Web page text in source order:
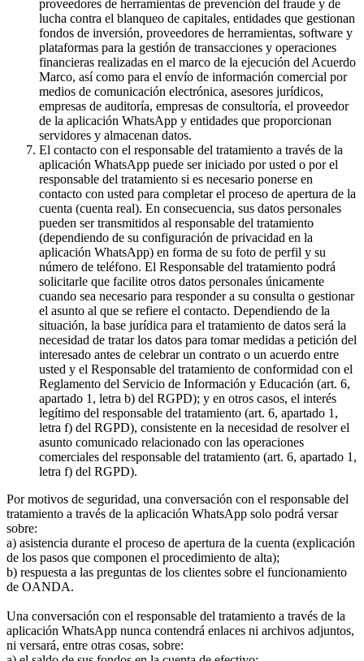
proveedores de herramientas de prevención del fraude y de
lucha contra el blanqueo de capitales, entidades que gestionan
fondos de inversión, proveedores de herramientas, software y
plataformas para la gestión de transacciones y operaciones
financieras realizadas en el marco de la ejecución del Acuerdo
Marco, así como para el envío de información comercial por
medios de comunicación electrónica, asesores jurídicos,
empresas de auditoría, empresas de consultoría, el proveedor
de la aplicación WhatsApp y entidades que proporcionan
servidores y almacenan datos.
El contacto con el responsable del tratamiento a través de la
aplicación WhatsApp puede ser iniciado por usted o por el
responsable del tratamiento si es necesario ponerse en
contacto con usted para completar el proceso de apertura de la
cuenta (cuenta real). En consecuencia, sus datos personales
pueden ser transmitidos al responsable del tratamiento
(dependiendo de su configuración de privacidad en la
aplicación WhatsApp) en forma de su foto de perfil y su
número de teléfono. El Responsable del tratamiento podrá
solicitarle que facilite otros datos personales únicamente
cuando sea necesario para responder a su consulta o gestionar
el asunto al que se refiere el contacto. Dependiendo de la
situación, la base jurídica para el tratamiento de datos será la
necesidad de tratar los datos para tomar medidas a petición del
interesado antes de celebrar un contrato o un acuerdo entre
usted y el Responsable del tratamiento de conformidad con el
Reglamento del Servicio de Información y Educación (art. 6,
apartado 1, letra b) del RGPD); y en otros casos, el interés
legítimo del responsable del tratamiento (art. 6, apartado 1,
letra f) del RGPD), consistente en la necesidad de resolver el
asunto comunicado relacionado con las operaciones
comerciales del responsable del tratamiento (art. 6, apartado 1,
letra f) del RGPD).
Por motivos de seguridad, una conversación con el responsable del
tratamiento a través de la aplicación WhatsApp solo podrá versar
sobre:
a) asistencia durante el proceso de apertura de la cuenta (explicación
de los pasos que componen el procedimiento de alta);
b) respuesta a las preguntas de los clientes sobre el funcionamiento
de OANDA.
Una conversación con el responsable del tratamiento a través de la
aplicación WhatsApp nunca contendrá enlaces ni archivos adjuntos,
ni versará, entre otras cosas, sobre: